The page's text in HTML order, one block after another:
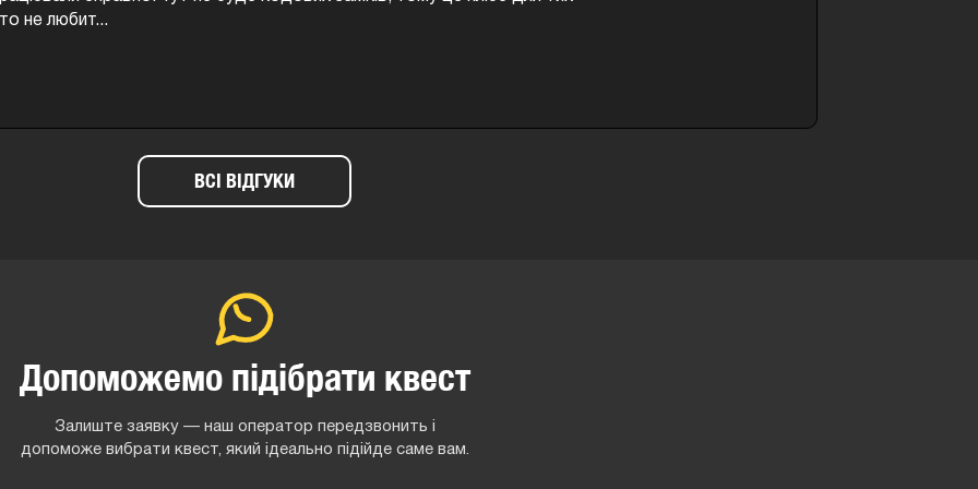
квестів де використовується стеля, ал...
ВСІ ВІДГУКИ
Допоможемо підібрати квест
Залиште заявку — наш оператор передзвонить і
допоможе вибрати квест, який ідеально підійде саме вам.